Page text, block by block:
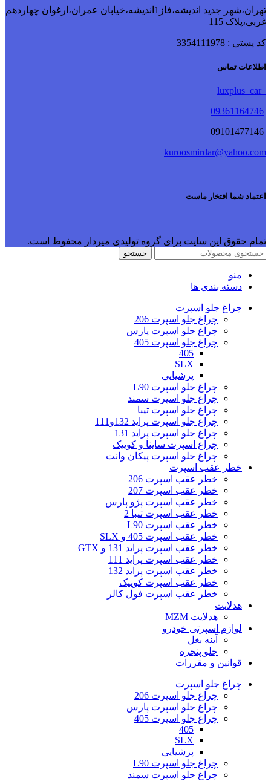
تهران،شهر جدید اندیشه،فاز1اندیشه،خیابان عمران،ارغوان چهاردهم
غربی،پلاک 115
کد پستی : 3354111978
اطلاعات تماس
09361164746
kuroosmirdar@yahoo.com
اعتماد شما افتخار ماست
تمام حقوق این سایت برای گروه تولیدی میردار محفوظ است.
جستجو
منو
دسته بندی ها
چراغ جلو اسپرت
چراغ جلو اسپرت 206
چراغ جلو اسپرت پارس
چراغ جلو اسپرت 405
405
SLX
پرشیایی
چراغ جلو اسپرت L90
چراغ جلو اسپرت سمند
چراغ جلو اسپرت تیبا
چراغ جلو اسپرت پراید 132و111
چراغ جلو اسپرت پراید 131
چراغ اسپرت ساینا و کوییک
چراغ جلو اسپرت پیکان وانت
خطر عقب اسپرت
خطر عقب اسپرت 206
خطر عقب اسپرت 207
خطر عقب اسپرت پژو پارس
خطر عقب اسپرت تیبا 2
خطر عقب اسپرت L90
خطر عقب اسپرت 405 و SLX
خطر عقب اسپرت پراید 131 و GTX
خطر عقب اسپرت پراید 111
خطر عقب اسپرت پراید 132
خطر عقب اسپرت کوییک
خطر عقب اسپرت فول کالر
هدلایت
هدلایت MZM
لوازم اسپرتی خودرو
آینه بغل
جلو پنجره
قوانین و مقررات
چراغ جلو اسپرت
چراغ جلو اسپرت 206
چراغ جلو اسپرت پارس
چراغ جلو اسپرت 405
405
SLX
پرشیایی
چراغ جلو اسپرت L90
چراغ جلو اسپرت سمند